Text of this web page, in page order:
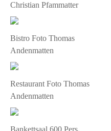
Christian Pfammatter
Bistro Foto Thomas
Andenmatten
Restaurant Foto Thomas
Andenmatten
Bankettsaal 600 Pers.